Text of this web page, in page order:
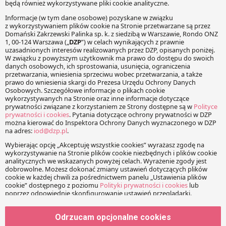
Tagi czas pracy nadgodziny uprawnienia pracownika
zmiany w prawie
JEDEN KOMENTARZ
Druetta34
26 sierpnia 2013 o 11:00 Reply
Odrzucam opcjonalne cookies